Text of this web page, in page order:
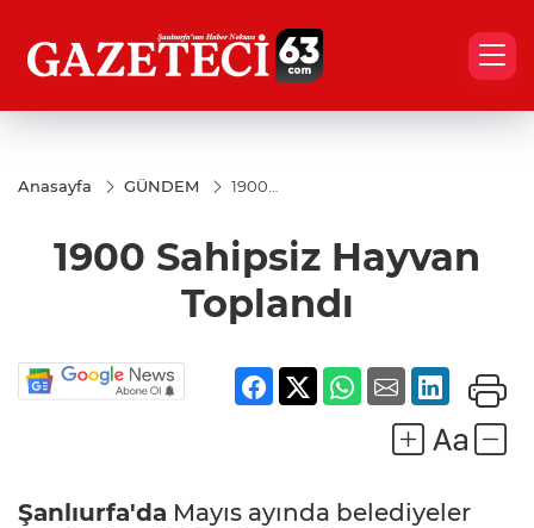
Anasayfa GÜNDEM
1900
Toplandı
1900 Sahipsiz Hayvan
Toplandı
Şanlıurfa'da Mayıs ayında belediyeler